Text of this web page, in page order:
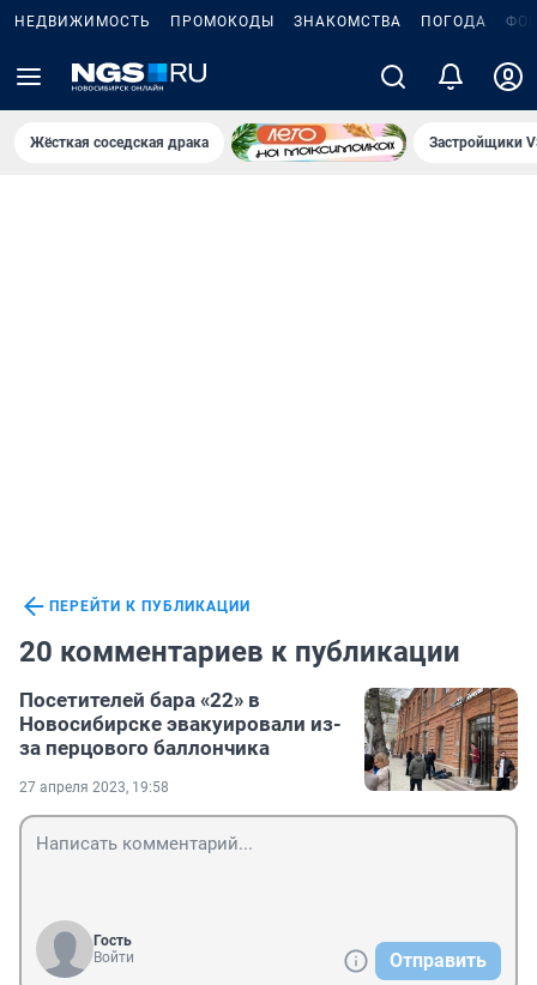
НЕДВИЖИМОСТЬ ПРОМОКОДЫ ЗНАКОМСТВА ПОГОДА
Жёсткая соседская драка Застройщики
ПЕРЕЙТИ К ПУБЛИКАЦИИ
20 комментариев к публикации
Посетителей бара «22» в
Новосибирске эвакуировали из-
за перцового баллончика
27 апреля 2023, 19:58
Гость
Войти
Отправить